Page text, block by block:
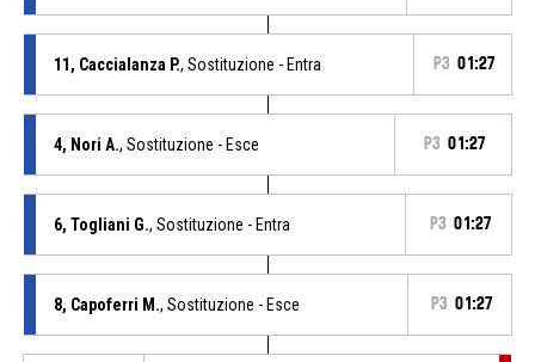
11, Caccialanza P., Sostituzione - Entra P3 01:27
4, Nori A., Sostituzione - Esce P3 01:27
6, Togliani G., Sostituzione - Entra P3 01:27
8, Capoferri M., Sostituzione - Esce P3 01:27